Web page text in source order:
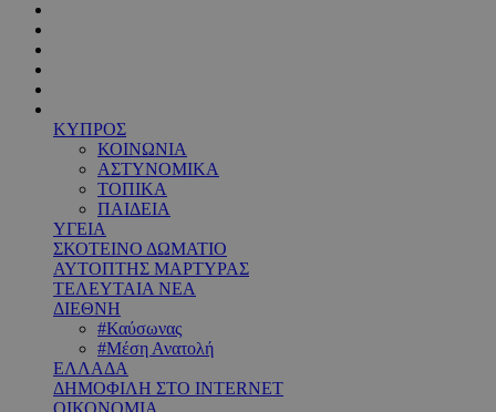
ΚΥΠΡΟΣ
ΚΟΙΝΩΝΙΑ
ΑΣΤΥΝΟΜΙΚΑ
ΤΟΠΙΚΑ
ΠΑΙΔΕΙΑ
ΥΓΕΙΑ
ΣΚΟΤΕΙΝΟ ΔΩΜΑΤΙΟ
ΑΥΤΟΠΤΗΣ ΜΑΡΤΥΡΑΣ
ΤΕΛΕΥΤΑΙΑ ΝΕΑ
ΔΙΕΘΝΗ
#Καύσωνας
#Μέση Ανατολή
ΕΛΛΑΔΑ
ΔΗΜΟΦΙΛΗ ΣΤΟ INTERNET